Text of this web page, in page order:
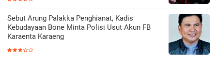
Sebut Arung Palakka Penghianat, Kadis
Kebudayaan Bone Minta Polisi Usut Akun FB
Karaenta Karaeng